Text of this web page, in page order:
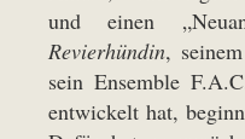
und einen
Revierhündin,
sein Ensemble
entwickelt hat,